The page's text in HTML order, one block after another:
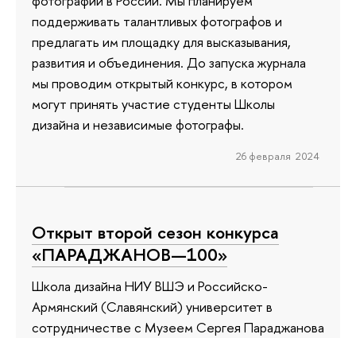
поддерживать талантливых фотографов и
предлагать им площадку для высказывания,
развития и объединения. До запуска журнала
мы проводим открытый конкурс, в котором
могут принять участие студенты Школы
дизайна и независимые фотографы.
26 февраля 2024
Открыт второй сезон конкурса
«ПАРАДЖАНОВ—100»
Школа дизайна НИУ ВШЭ и Российско-
Армянский (Славянский) университет в
сотрудничестве с Музеем Сергея Параджанова